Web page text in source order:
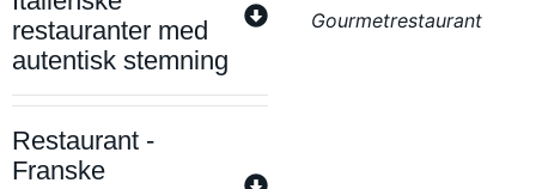
restauranter med
autentisk stemning
Restaurant -
Franske
Gourmetrestaurant